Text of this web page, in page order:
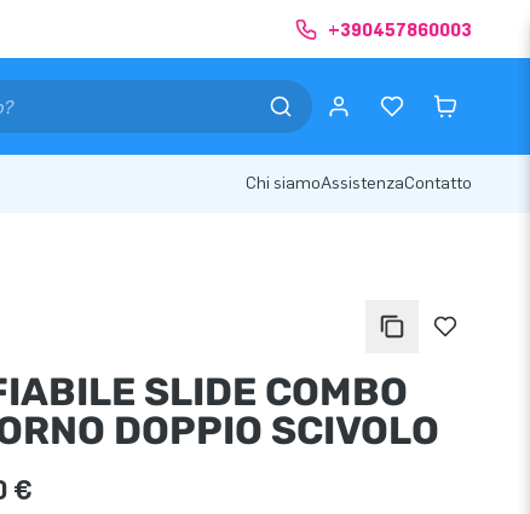
+390457860003
Chi siamoAssistenzaContatto
SLIDE COMBO
DOPPIO SCIVOLO
€